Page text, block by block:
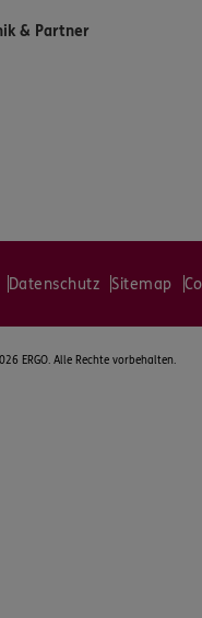
& Partner
Datenschutz Sitemap
ERGO. Alle Rechte vorbehalten.